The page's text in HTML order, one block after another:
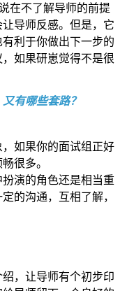
在不了解导师的前提
导师反感。但是，它
利于你做出下一步的
如果研崽觉得不是很
有哪些套路？
如果你的面试组正好
很多。
演的角色还是相当重
的沟通，互相了解，
，让导师有个初步印